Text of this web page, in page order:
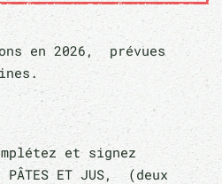
en 2026, prévues
et signez
PÂTES ET JUS, (deux